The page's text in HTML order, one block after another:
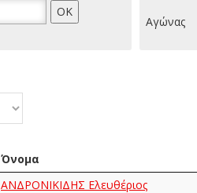
Αγώνας
Όνομα
ΑΝΔΡΟΝΙΚΙΔΗΣ Ελευθέριος